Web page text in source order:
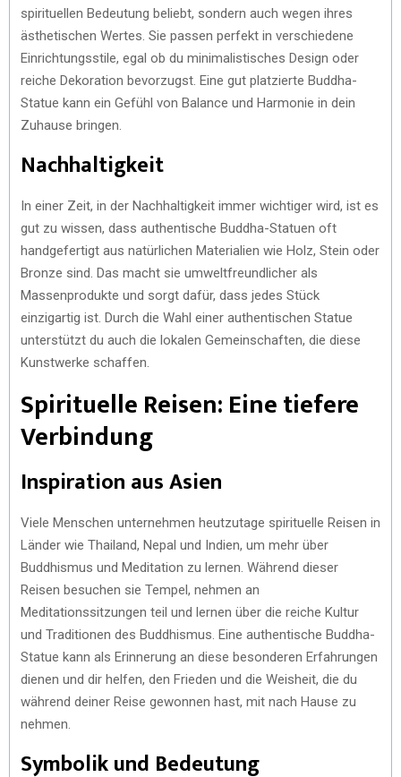
spirituellen Bedeutung beliebt, sondern auch wegen ihres
ästhetischen Wertes. Sie passen perfekt in verschiedene
Einrichtungsstile, egal ob du minimalistisches Design oder
reiche Dekoration bevorzugst. Eine gut platzierte Buddha-
Statue kann ein Gefühl von Balance und Harmonie in dein
Zuhause bringen.
Nachhaltigkeit
In einer Zeit, in der Nachhaltigkeit immer wichtiger wird, ist es
gut zu wissen, dass authentische Buddha-Statuen oft
handgefertigt aus natürlichen Materialien wie Holz, Stein oder
Bronze sind. Das macht sie umweltfreundlicher als
Massenprodukte und sorgt dafür, dass jedes Stück
einzigartig ist. Durch die Wahl einer authentischen Statue
unterstützt du auch die lokalen Gemeinschaften, die diese
Kunstwerke schaffen.
Spirituelle Reisen: Eine tiefere
Verbindung
Inspiration aus Asien
Viele Menschen unternehmen heutzutage spirituelle Reisen in
Länder wie Thailand, Nepal und Indien, um mehr über
Buddhismus und Meditation zu lernen. Während dieser
Reisen besuchen sie Tempel, nehmen an
Meditationssitzungen teil und lernen über die reiche Kultur
und Traditionen des Buddhismus. Eine authentische Buddha-
Statue kann als Erinnerung an diese besonderen Erfahrungen
dienen und dir helfen, den Frieden und die Weisheit, die du
während deiner Reise gewonnen hast, mit nach Hause zu
nehmen.
Symbolik und Bedeutung